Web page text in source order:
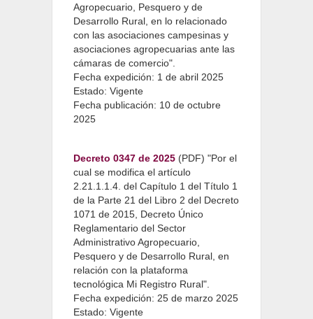
Agropecuario, Pesquero y de
Desarrollo Rural, en lo relacionado
con las asociaciones campesinas y
asociaciones agropecuarias ante las
cámaras de comercio".
Fecha expedición: 1 de abril 2025
Estado: Vigente
Fecha publicación: 10 de octubre
2025
Decreto 0347 de 2025(PDF) "Por el
cual se modifica el artículo
2.21.1.1.4. del Capítulo 1 del Título 1
de la Parte 21 del Libro 2 del Decreto
1071 de 2015, Decreto Único
Reglamentario del Sector
Administrativo Agropecuario,
Pesquero y de Desarrollo Rural, en
relación con la plataforma
tecnológica Mi Registro Rural".
Fecha expedición: 25 de marzo 2025
Estado: Vigente